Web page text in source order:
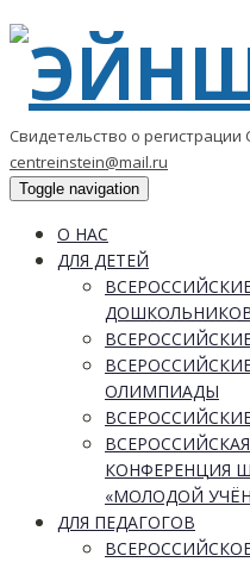
Свидетельство о
centreinstein@mail.ru
Toggle navigation
О НАС
ДЛЯ ДЕТЕЙ
ОЛИМПИАДЫ
КОНФЕРЕНЦИЯ
«МОЛОДОЙ
ДЛЯ ПЕДАГОГОВ